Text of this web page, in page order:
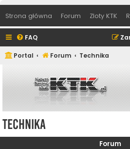
Strona główna Forum Zloty KTK
FAQ
Portal Forum Technika
Technika
Forum